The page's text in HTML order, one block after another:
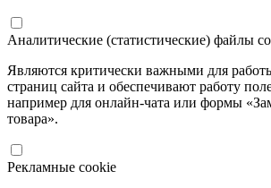
Аналитические (статистические) файлы
Являются критически важными для
страниц сайта и обеспечивают работу
например для онлайн-чата или формы
товара».
Рекламные cookie